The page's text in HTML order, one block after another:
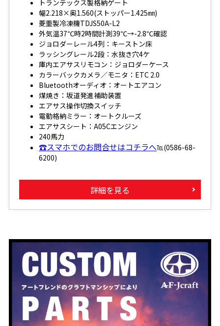
トランテックス製格納ゲート
幅2.218×奥1.560(ストッパー1.425㎜)
菱重製冷凍機TDJS50A-L2
外気温37℃時2時間計測39℃→-2.8℃確認
ジョロダーレール4列：キーストン床
ラッシングレール2段：水抜き穴4ケ
庫内エアサスリモコン：ジョロダーケース
カラーバックカメラ／モニタ：ETC 2.0
Bluetoothオーディオ：オートエアコン
煤焼き：坂道発進補助装置
エアサス操作切換スイッチ
電動格納ミラー：オートクルーズ
エアサスシート：A05Cエンジン
240馬力
☎スマホでのお問合せはコチラへ℡(0586-68-
6200)
詳細を見る